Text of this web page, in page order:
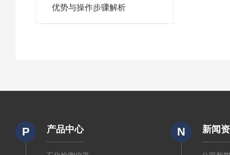
优势与操作步骤解析
P 产品中心 N 新闻